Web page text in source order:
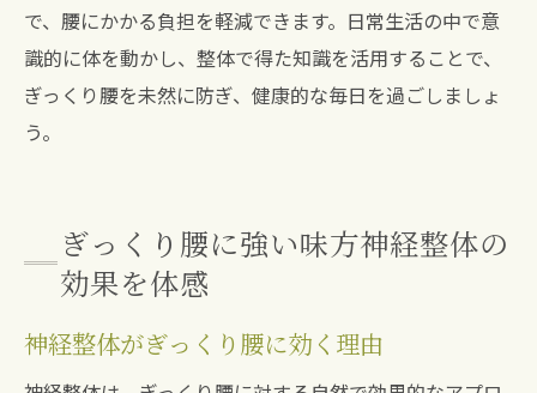
で、腰にかかる負担を軽減できます。日常生活の中で意
識的に体を動かし、整体で得た知識を活用することで、
ぎっくり腰を未然に防ぎ、健康的な毎日を過ごしましょ
う。
ぎっくり腰に強い味方神経整体の
効果を体感
神経整体がぎっくり腰に効く理由